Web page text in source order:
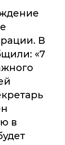
В
«7
в